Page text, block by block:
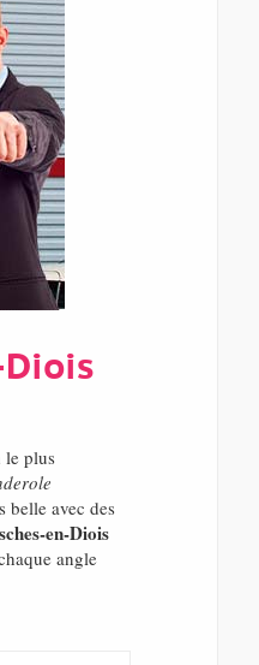
le plus
belle avec des
en-Diois
angle